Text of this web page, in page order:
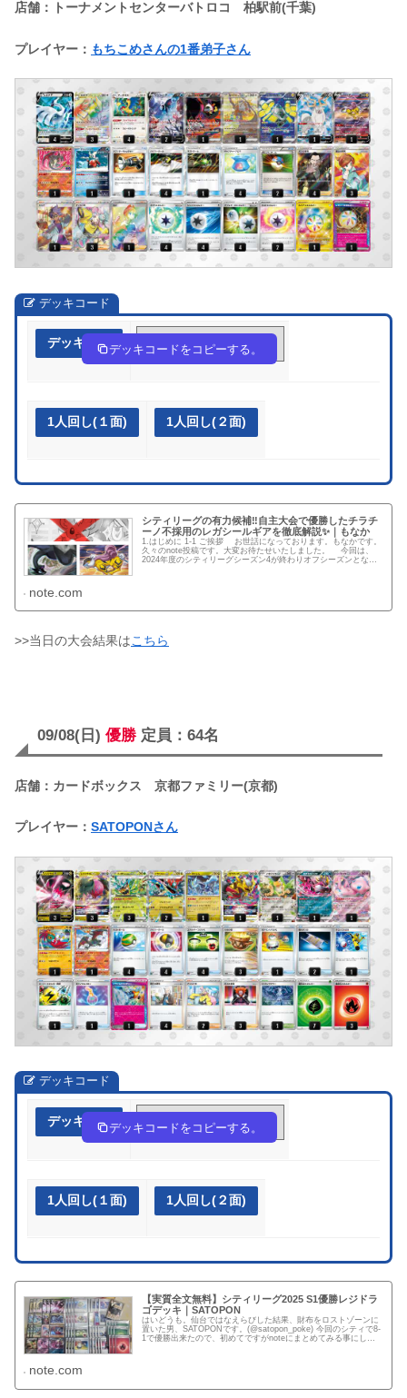
店舗：トーナメントセンターバトロコ 柏駅前(千葉)
プレイヤー： もちこめさんの1番弟子さん
デッキコード
デッキ作成 yE2pXy-0QYSNy-pMp3UM
デッキコードをコピーする。
1人回し(１面) 1人回し(２面)
シティリーグの有力候補‼️自主大会で優勝したチラチ
ーノ不採用のレガシールギアを徹底解説✨｜もなか
1.はじめに 1-1 ご挨拶 お世話になっております。もなかです。
久々のnote投稿です。大変お待たせいたしました。 今回は、
2024年度のシティリーグシーズン4が終わりオフシーズンとなっ
note.com
>>当日の大会結果はこちら
09/08(日) 優勝 定員：64名
店舗：カードボックス 京都ファミリー(京都)
プレイヤー： SATOPONさん
デッキコード
デッキ作成 fFk5kF-FRKCz9-FwdwF5
デッキコードをコピーする。
1人回し(１面) 1人回し(２面)
【実質全文無料】シティリーグ2025 S1優勝レジドラ
ゴデッキ｜SATOPON
はいどうも。仙台ではなえらびした結果、財布をロストゾーンに
置いた男、SATOPONです。(@satopon_poke) 今回のシティで8-
1で優勝出来たので、初めてですがnoteにまとめてみる事にしま
note.com